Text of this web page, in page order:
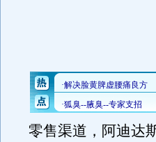
零售渠道，阿迪达